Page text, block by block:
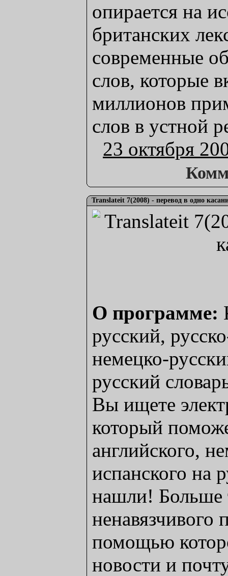
опирается на
британских
современные
слов, которые
миллионов
слов в устной
23 октября
Translateit 7(2008) - перевод в одно
О программе:
русский,
немецко-
русский
Вы ищете
который
английского,
испанского на
нашли! Больше
ненавязчивого
помощью
новости и